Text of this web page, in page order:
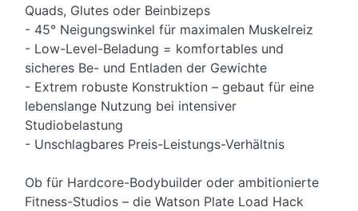
Quads, Glutes oder Beinbizeps
- 45° Neigungswinkel für maximalen Muskelreiz
- Low-Level-Beladung = komfortables und
sicheres Be- und Entladen der Gewichte
- Extrem robuste Konstruktion – gebaut für eine
lebenslange Nutzung bei intensiver
Studiobelastung
- Unschlagbares Preis-Leistungs-Verhältnis
Ob für Hardcore-Bodybuilder oder ambitionierte
Fitness-Studios – die Watson Plate Load Hack